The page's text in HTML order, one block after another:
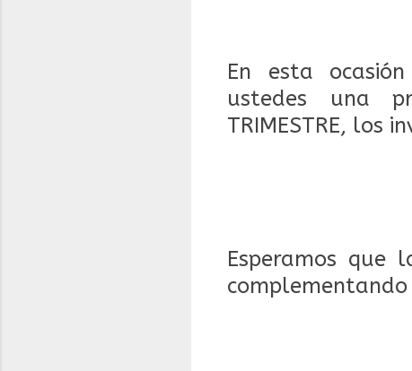
En esta ocasión
ustedes una
TRIMESTRE, los
Esperamos que